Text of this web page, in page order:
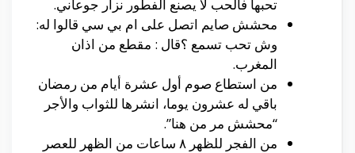
تحبها فالحب لا يصنع الفطور نزار جوعاني.
محشش صايم اتصل على ام بي سي قالوا له:
وش تحب تسمع ؟قال : مقطع من اذان
المغرب.
من استطاع صوم أول عشرة أيام من رمضان
باقي له عشرون يوما، انشرها للثواب والأجر
“محشش مر من هنا”.
من الفجر للظهر ٨ ساعات من الظهر للعصر